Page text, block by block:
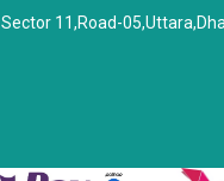
Sector 11,Road-